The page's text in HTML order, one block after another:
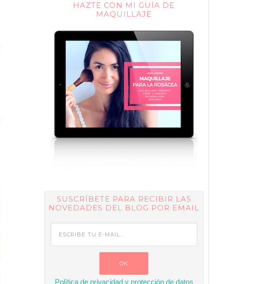
HAZTE CON MI GUÍA DE
MAQUILLAJE
SUSCRÍBETE PARA RECIBIR LAS
NOVEDADES DEL BLOG POR EMAIL
Política de privacidad y protección de datos